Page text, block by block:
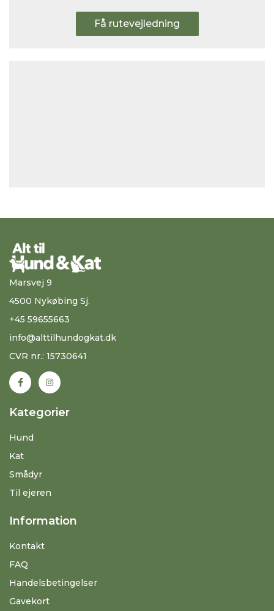
Få rutevejledning
Marsvej 9
4500 Nykøbing Sj.
+45 59655663
info@alttilhundogkat.dk
CVR nr.: 15730641
Kategorier
Hund
Kat
Smådyr
Til ejeren
Information
Kontakt
FAQ
Handelsbetingelser
Gavekort